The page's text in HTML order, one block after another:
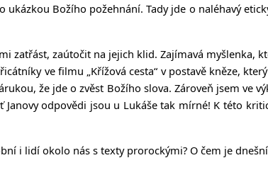
Božího požehnání. Tady jde o naléhavý
zatřást, zaútočit na jejich klid. Zajímavá myšlenka,
ve filmu „Křížová cesta“ v postavě kněze,
že jde o zvěst Božího slova. Zároveň jsem ve
odpovědi jsou u Lukáše tak mírné! K této
i lidí okolo nás s texty prorockými? O čem je